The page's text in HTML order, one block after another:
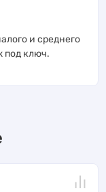
и среднего
под ключ.